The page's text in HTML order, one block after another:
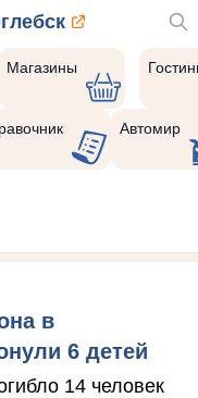
Магазины
Автомир
в
6 детей
14 человек